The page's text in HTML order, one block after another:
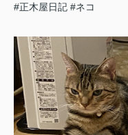
#正木屋日記 #ネコ